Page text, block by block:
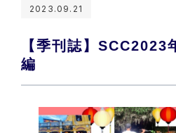
2023.09.21
【季刊誌】SCC2023
編